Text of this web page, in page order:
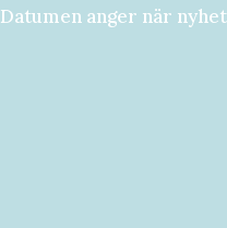
Datumen anger när